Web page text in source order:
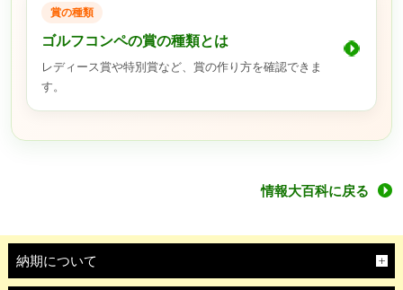
賞の種類
ゴルフコンペの賞の種類とは
レディース賞や特別賞など、賞の作り方を確認できま
す。
情報大百科に戻る
納期について